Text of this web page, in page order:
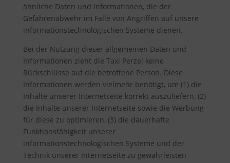
ähnliche Daten und Informationen, die der
Gefahrenabwehr im Falle von Angriffen auf unsere
informationstechnologischen Systeme dienen.
Bei der Nutzung dieser allgemeinen Daten und
Informationen zieht die Taxi Perzel keine
Rückschlüsse auf die betroffene Person. Diese
Informationen werden vielmehr benötigt, um (1) die
Inhalte unserer Internetseite korrekt auszuliefern, (2)
die Inhalte unserer Internetseite sowie die Werbung
für diese zu optimieren, (3) die dauerhafte
Funktionsfähigkeit unserer
informationstechnologischen Systeme und der
Technik unserer Internetseite zu gewährleisten